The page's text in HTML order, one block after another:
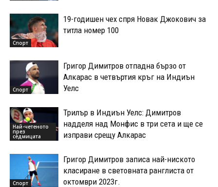
Спорт
19-годишен чех спря Новак Джокович за
титла номер 100
Спорт
Григор Димитров отпадна бързо от
Алкарас в четвъртия кръг на Индиън
Уелс
Най-четеното
през
седмицата
Трилър в Индиън Уелс: Димитров
надделя над Монфис в три сета и ще се
изправи срещу Алкарас
Спорт
Григор Димитров записа най-ниското
класиране в световната ранглиста от
октомври 2023г.